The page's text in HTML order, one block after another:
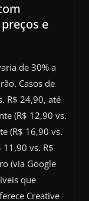
e
de 30% a
Casos de
R$ 24,90, até
(R$ 12,90 vs.
(R$ 16,90 vs.
11,90 vs. R$
(via Google
que
Creative